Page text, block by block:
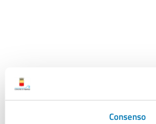
Consenso